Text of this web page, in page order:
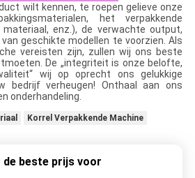
wilt kennen, te roepen gelieve onze
het verpakkende
enz.), de verwachte output,
geschikte modellen te voorzien. Als
vereisten zijn, zullen wij ons beste
De „integriteit is onze belofte,
wij op oprecht ons gelukkige
bedrijf verheugen! Onthaal aan ons
onderhandeling.
Korrel Verpakkende Machine
de beste prijs voor